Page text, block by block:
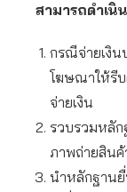
สามารถดำเนิ
กรณีจ่ายเงิน
โฆษณาให้รี
จ่ายเงิน
รวบรวมหลัก
ภาพถ่ายสินค้
นำหลักฐาน